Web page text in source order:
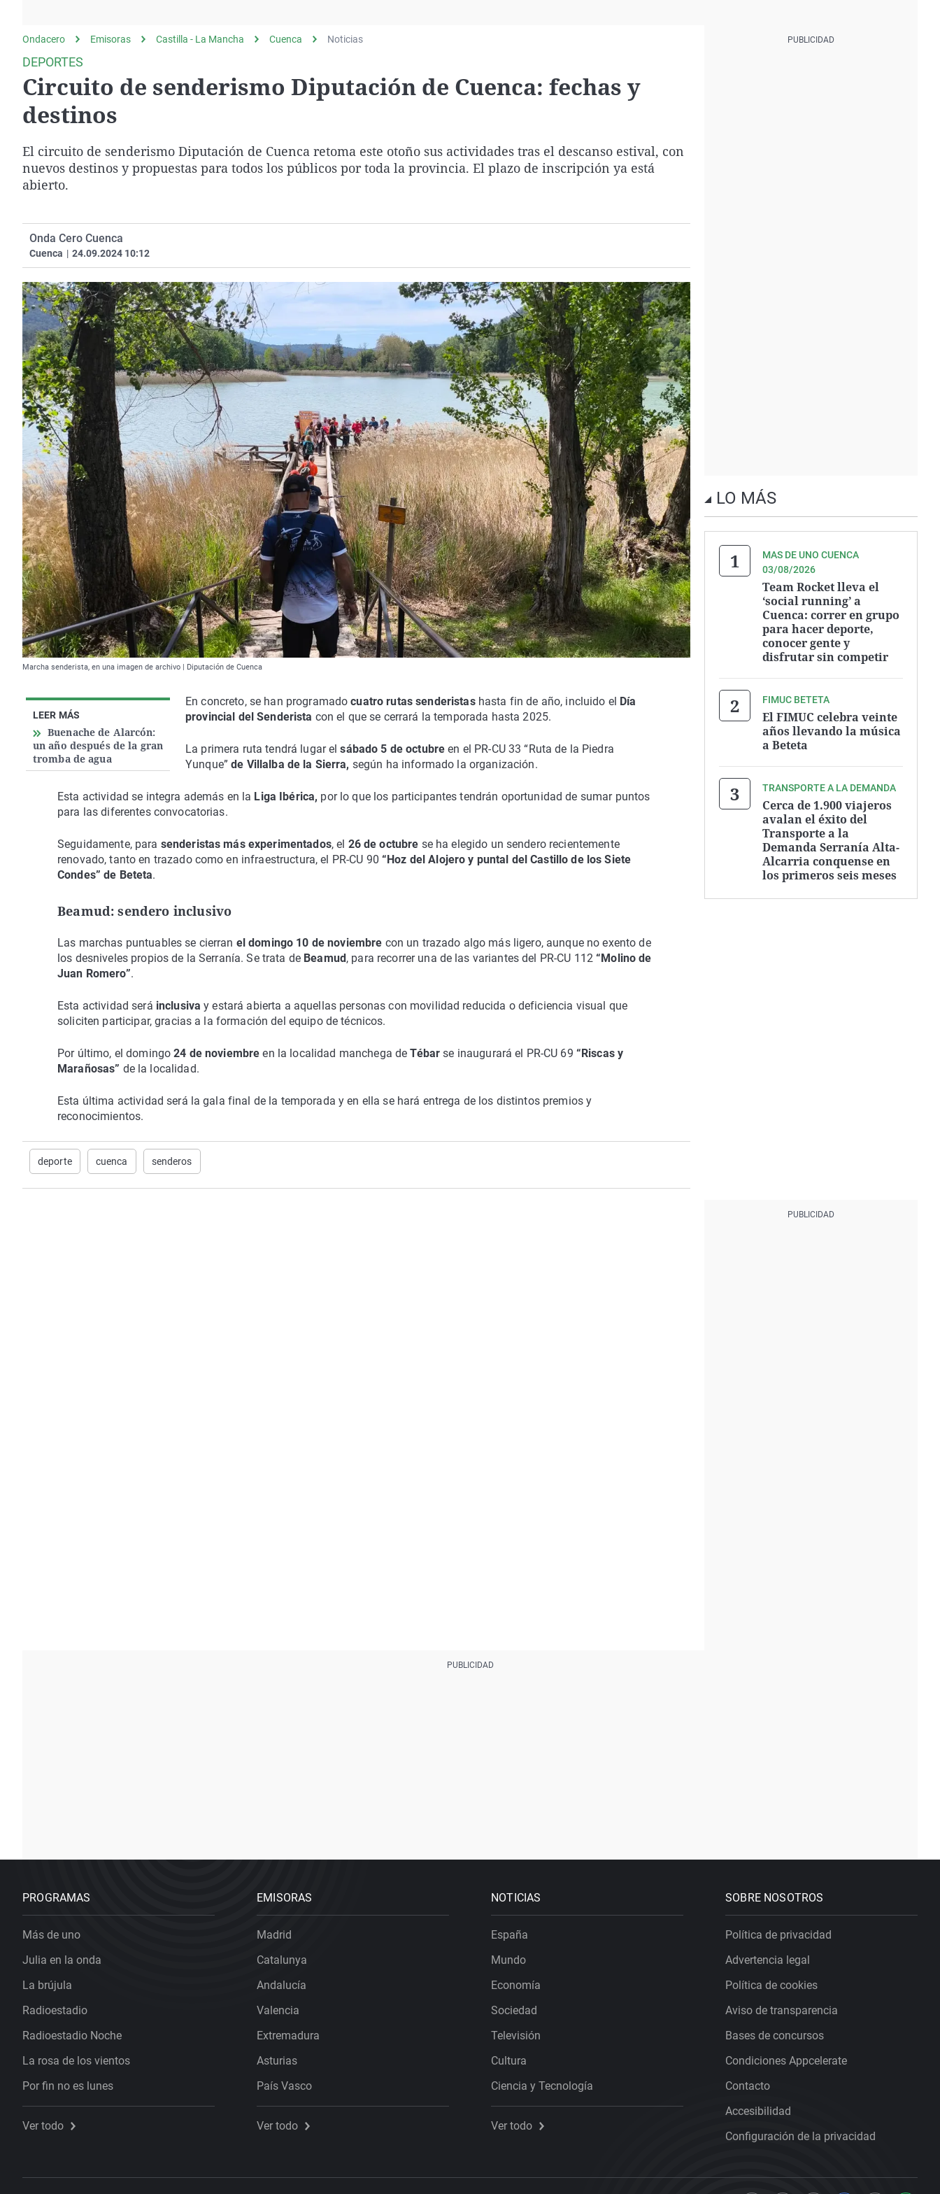
Operación Viuda
Negra
Ondacero Emisoras Castilla - La Mancha Cuenca Noticias
DEPORTES
Circuito de senderismo Diputación de Cuenca: fechas y
destinos
El circuito de senderismo Diputación de Cuenca retoma este otoño sus actividades tras el descanso estival, con
nuevos destinos y propuestas para todos los públicos por toda la provincia. El plazo de inscripción ya está
abierto.
Onda Cero Cuenca
Cuenca | 24.09.2024 10:12
Marcha senderista, en una imagen de archivo | Diputación de Cuenca
LEER MÁS
Buenache de Alarcón:
un año después de la gran
tromba de agua
En concreto, se han programado cuatro rutas senderistashasta fin de año, incluido el Día
provincial del Senderista con el que se cerrará la temporada hasta 2025.
La primera ruta tendrá lugar el sábado 5 de octubre en el PR-CU 33 “Ruta de la Piedra
Yunque” de Villalba de la Sierra, según ha informado la organización.
Esta actividad se integra además en la Liga Ibérica, por lo que los participantes tendrán oportunidad de sumar puntos
para las diferentes convocatorias.
Seguidamente, para senderistas más experimentados, el 26 de octubre se ha elegido un sendero recientemente
renovado, tanto en trazado como en infraestructura, el PR-CU 90 “Hoz del Alojero y puntal del Castillo de los Siete
Condes” de Beteta.
Beamud: sendero inclusivo
Las marchas puntuables se cierran el domingo 10 de noviembre con un trazado algo más ligero, aunque no exento de
los desniveles propios de la Serranía. Se trata de Beamud , para recorrer una de las variantes del PR-CU 112“Molino de
Juan Romero”.
Esta actividad será inclusivay estará abierta a aquellas personas con movilidad reducida o deficiencia visual que
soliciten participar, gracias a la formación del equipo de técnicos.
Por último, el domingo24 de noviembre en la localidad manchega de Tébarse inaugurará el PR-CU 69 “Riscas y
Marañosas” de la localidad.
Esta última actividad será la gala final de la temporada y en ella se hará entrega de los distintos premios y
reconocimientos.
deporte cuenca senderos
LO MÁS
MAS DE UNO CUENCA
03/08/2026
Team Rocket lleva el
‘social running’ a
Cuenca: correr en grupo
para hacer deporte,
conocer gente y
disfrutar sin competir
FIMUC BETETA
El FIMUC celebra veinte
años llevando la música
a Beteta
TRANSPORTE A LA DEMANDA
Cerca de 1.900 viajeros
avalan el éxito del
Transporte a la
Demanda Serranía Alta-
Alcarria conquense en
los primeros seis meses
PROGRAMAS
Más de uno
Julia en la onda
La brújula
Radioestadio
Radioestadio Noche
La rosa de los vientos
Por fin no es lunes
Ver todo
EMISORAS
Madrid
Catalunya
Andalucía
Valencia
Extremadura
Asturias
País Vasco
Ver todo
NOTICIAS
España
Mundo
Economía
Sociedad
Televisión
Cultura
Ciencia y Tecnología
Ver todo
SOBRE NOSOTROS
Política de privacidad
Advertencia legal
Política de cookies
Aviso de transparencia
Bases de concursos
Condiciones Appcelerate
Contacto
Accesibilidad
Configuración de la privacidad